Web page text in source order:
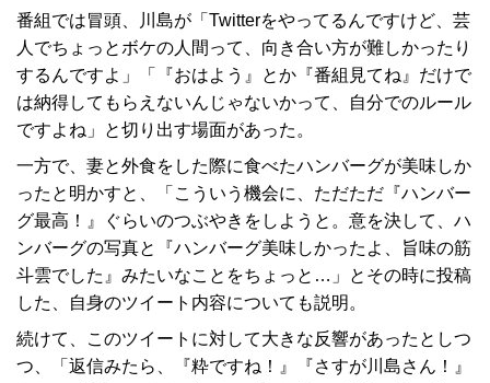
番組では冒頭、川島が「Twitterをやってるんですけど、芸
人でちょっとボケの人間って、向き合い方が難しかったり
するんですよ」「『おはよう』とか『番組見てね』だけで
は納得してもらえないんじゃないかって、自分でのルール
ですよね」と切り出す場面があった。
一方で、妻と外食をした際に食べたハンバーグが美味しか
ったと明かすと、「こういう機会に、ただただ『ハンバー
グ最高！』ぐらいのつぶやきをしようと。意を決して、ハ
ンバーグの写真と『ハンバーグ美味しかったよ、旨味の筋
斗雲でした』みたいなことをちょっと…」とその時に投稿
した、自身のツイート内容についても説明。
続けて、このツイートに対して大きな反響があったとしつ
つ、「返信みたら、『粋ですね！』『さすが川島さん！』